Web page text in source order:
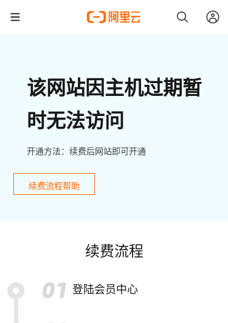
该网站因主机过期暂
时无法访问
开通方法：续费后网站即可开通
续费流程帮助
续费流程
登陆会员中心